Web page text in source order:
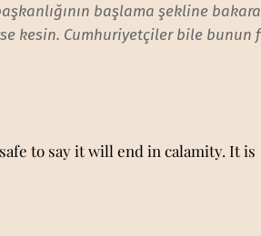
başlama şekline
kesin. Cumhuriyetçiler bile bunun
to say it will end in calamity. It is